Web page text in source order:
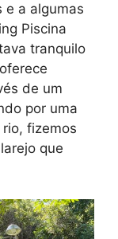
e a algumas
Piscina
tranquilo
de um
por uma
fizemos
que